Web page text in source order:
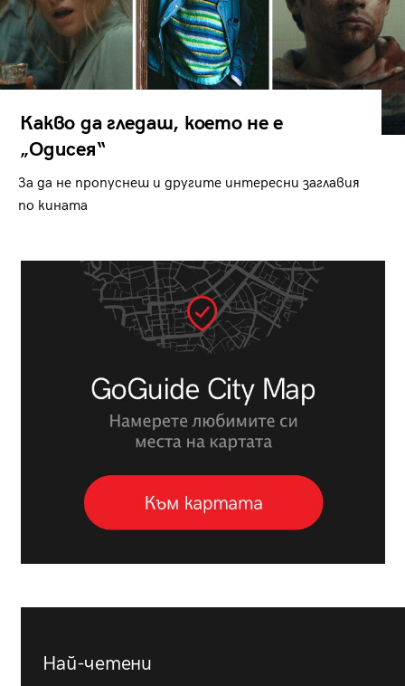
Какво да гледаш, което не е
„Одисея“
За да не пропуснеш и другите интересни заглавия
по кината
Най-четени